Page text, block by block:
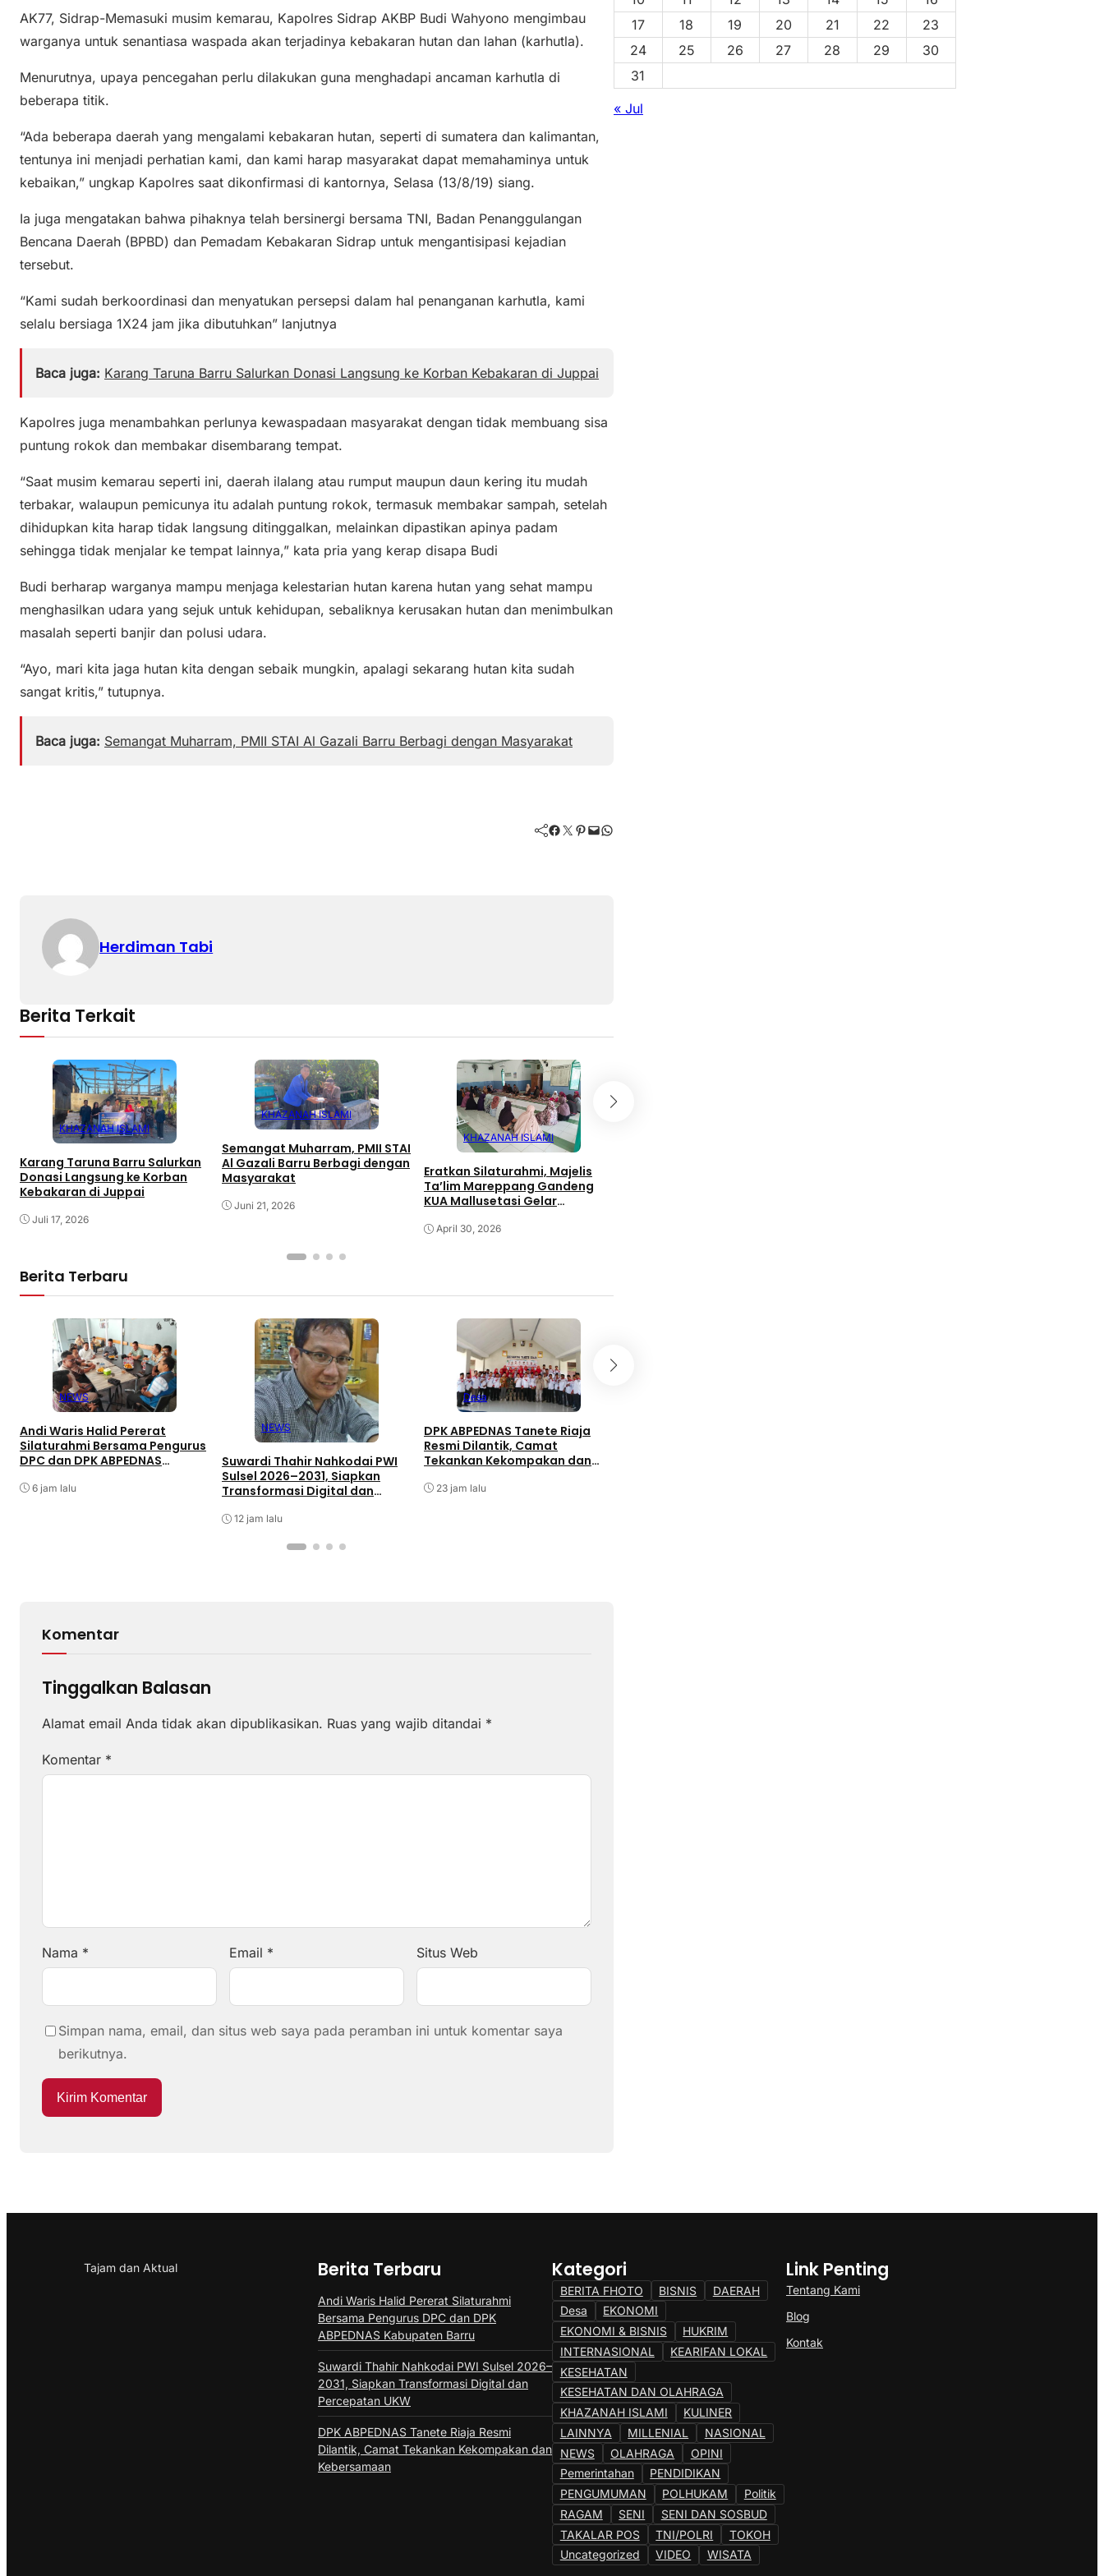
AK77, Sidrap-Memasuki musim kemarau, Kapolres Sidrap AKBP Budi Wahyono mengimbau
warganya untuk senantiasa waspada akan terjadinya kebakaran hutan dan lahan (karhutla).
Menurutnya, upaya pencegahan perlu dilakukan guna menghadapi ancaman karhutla di
beberapa titik.
“Ada beberapa daerah yang mengalami kebakaran hutan, seperti di sumatera dan kalimantan,
tentunya ini menjadi perhatian kami, dan kami harap masyarakat dapat memahaminya untuk
kebaikan,” ungkap Kapolres saat dikonfirmasi di kantornya, Selasa (13/8/19) siang.
Ia juga mengatakan bahwa pihaknya telah bersinergi bersama TNI, Badan Penanggulangan
Bencana Daerah (BPBD) dan Pemadam Kebakaran Sidrap untuk mengantisipasi kejadian
tersebut.
“Kami sudah berkoordinasi dan menyatukan persepsi dalam hal penanganan karhutla, kami
selalu bersiaga 1X24 jam jika dibutuhkan” lanjutnya
Baca juga: Karang Taruna Barru Salurkan Donasi Langsung ke Korban Kebakaran di Juppai
Kapolres juga menambahkan perlunya kewaspadaan masyarakat dengan tidak membuang sisa
puntung rokok dan membakar disembarang tempat.
“Saat musim kemarau seperti ini, daerah ilalang atau rumput maupun daun kering itu mudah
terbakar, walaupun pemicunya itu adalah puntung rokok, termasuk membakar sampah, setelah
dihidupkan kita harap tidak langsung ditinggalkan, melainkan dipastikan apinya padam
sehingga tidak menjalar ke tempat lainnya,” kata pria yang kerap disapa Budi
Budi berharap warganya mampu menjaga kelestarian hutan karena hutan yang sehat mampu
menghasilkan udara yang sejuk untuk kehidupan, sebaliknya kerusakan hutan dan menimbulkan
masalah seperti banjir dan polusi udara.
“Ayo, mari kita jaga hutan kita dengan sebaik mungkin, apalagi sekarang hutan kita sudah
sangat kritis,” tutupnya.
Baca juga: Semangat Muharram, PMII STAI Al Gazali Barru Berbagi dengan Masyarakat
Facebook Twitter Pinterest Mail WhatsApp
Herdiman Tabi
Berita Terkait
KHAZANAH ISLAMI
Karang Taruna Barru Salurkan
Donasi Langsung ke Korban
Kebakaran di Juppai
Juli 17, 2026
KHAZANAH ISLAMI
Semangat Muharram, PMII STAI
Al Gazali Barru Berbagi dengan
Masyarakat
Juni 21, 2026
KHAZANAH ISLAMI
Eratkan Silaturahmi, Majelis
Ta’lim Mareppang Gandeng
KUA Mallusetasi Gelar
April 30, 2026
Berita Terbaru
NEWS
Andi Waris Halid Pererat
Silaturahmi Bersama Pengurus
DPC dan DPK ABPEDNAS
6 jam lalu
NEWS
Suwardi Thahir Nahkodai PWI
Sulsel 2026–2031, Siapkan
Transformasi Digital dan
12 jam lalu
Desa
DPK ABPEDNAS Tanete Riaja
Resmi Dilantik, Camat
Tekankan Kekompakan dan
23 jam lalu
Komentar
Tinggalkan Balasan
Alamat email Anda tidak akan dipublikasikan. Ruas yang wajib ditandai *
Komentar *
Nama * Email * Situs Web
Simpan nama, email, dan situs web saya pada peramban ini untuk komentar saya
berikutnya.
17
18 19 20 21 22
23
24
25 26 27 28 29
30
31
« Jul
Tajam dan Aktual Berita Terbaru
Andi Waris Halid Pererat Silaturahmi
Bersama Pengurus DPC dan DPK
ABPEDNAS Kabupaten Barru
Suwardi Thahir Nahkodai PWI Sulsel 2026–
2031, Siapkan Transformasi Digital dan
Percepatan UKW
DPK ABPEDNAS Tanete Riaja Resmi
Dilantik, Camat Tekankan Kekompakan dan
Kebersamaan
Kategori
BERITA FHOTO BISNIS
DAERAH
Desa
EKONOMI
EKONOMI & BISNIS
HUKRIM
INTERNASIONAL
KEARIFAN LOKAL
KESEHATAN
KESEHATAN DAN OLAHRAGA
KHAZANAH ISLAMI
KULINER
LAINNYA
MILLENIAL
NASIONAL
NEWS
OLAHRAGA
OPINI
Pemerintahan
PENDIDIKAN
PENGUMUMAN
POLHUKAM
Politik
RAGAM
SENI
SENI DAN SOSBUD
TAKALAR POS
TNI/POLRI
TOKOH
Uncategorized
VIDEO WISATA
Link Penting
Tentang Kami
Blog
Kontak